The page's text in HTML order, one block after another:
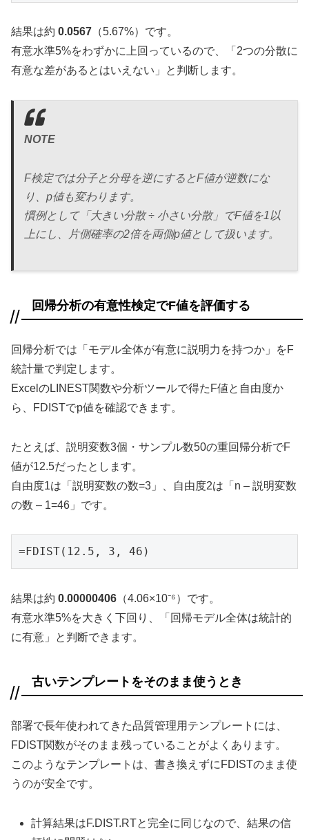
結果は約 0.0567 （5.67%）です。
有意水準5%をわずかに上回っているので、「2つの分散に
有意な差があるとはいえない」と判断します。
NOTE
F検定では分子と分母を逆にするとF値が逆数にな
り、p値も変わります。
慣例として「大きい分散 ÷ 小さい分散」でF値を1以
上にし、片側確率の2倍を両側p値として扱います。
回帰分析の有意性検定でF値を評価する
回帰分析では「モデル全体が有意に説明力を持つか」をF
統計量で判定します。
ExcelのLINEST関数や分析ツールで得たF値と自由度か
ら、FDISTでp値を確認できます。
たとえば、説明変数3個・サンプル数50の重回帰分析でF
値が12.5だったとします。
自由度1は「説明変数の数=3」、自由度2は「n – 説明変数
の数 – 1=46」です。
=FDIST(12.5, 3, 46)
結果は約 0.00000406 （4.06×10⁻⁶）です。
有意水準5%を大きく下回り、「回帰モデル全体は統計的
に有意」と判断できます。
古いテンプレートをそのまま使うとき
部署で長年使われてきた品質管理用テンプレートには、
FDIST関数がそのまま残っていることがよくあります。
このようなテンプレートは、書き換えずにFDISTのまま使
うのが安全です。
計算結果はF.DIST.RTと完全に同じなので、結果の信